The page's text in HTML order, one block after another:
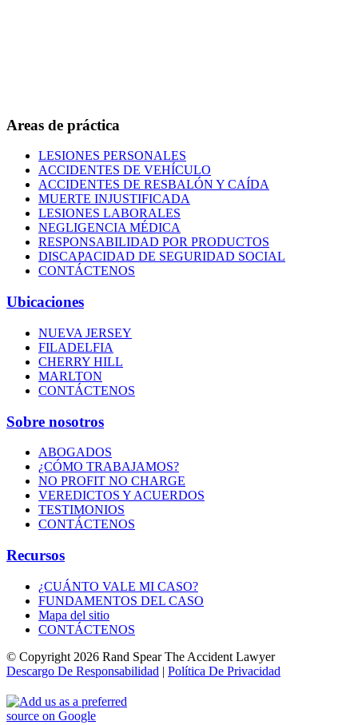
Areas de práctica
LESIONES PERSONALES
ACCIDENTES DE VEHÍCULO
ACCIDENTES DE RESBALÓN Y CAÍDA
MUERTE INJUSTIFICADA
LESIONES LABORALES
NEGLIGENCIA MÉDICA
RESPONSABILIDAD POR PRODUCTOS
DISCAPACIDAD DE SEGURIDAD SOCIAL
CONTÁCTENOS
Ubicaciones
NUEVA JERSEY
FILADELFIA
CHERRY HILL
MARLTON
CONTÁCTENOS
Sobre nosotros
ABOGADOS
¿CÓMO TRABAJAMOS?
NO PROFIT NO CHARGE
VEREDICTOS Y ACUERDOS
TESTIMONIOS
CONTÁCTENOS
Recursos
¿CUÁNTO VALE MI CASO?
FUNDAMENTOS DEL CASO
Mapa del sitio
CONTÁCTENOS
© Copyright 2026 Rand Spear The Accident Lawyer
Descargo De Responsabilidad | Política De Privacidad